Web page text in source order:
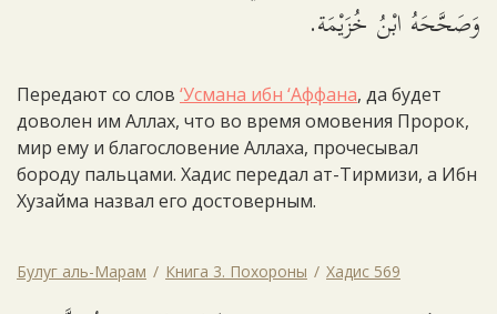
وَصَحَّحَهُ ابْنُ خُزَيْمَة.
Передают со слов ‘Усмана ибн ‘Аффана, да будет
доволен им Аллах, что во время омовения Пророк,
мир ему и благословение Аллаха, прочесывал
бороду пальцами. Хадис передал ат-Тирмизи, а Ибн
Хузайма назвал его достоверным.
Булуг аль-Марам Книга 3. Похороны Хадис 569